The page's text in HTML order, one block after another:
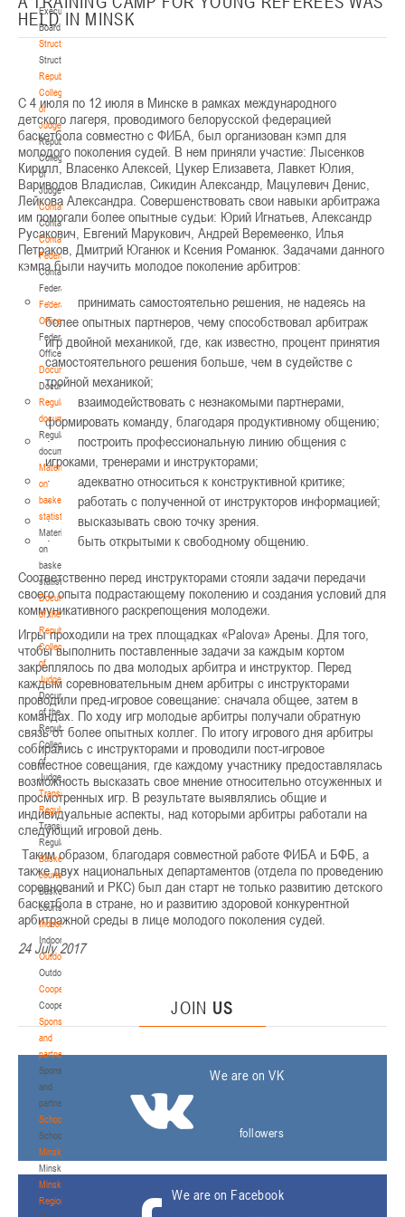
Executive
Board
Structure
Structure
Republican
Collegium
of
Judges
Republican
Collegium
of
Judges
Contacts
Contacts
Contact
Federation
Contact
Federation
Federation
Office
Federation
Office
Documentation
Documentation
Regulatory
documents
Regulatory
documents
Materials
on
basketball
statistics
Materials
on
basketball
statistics
Documents
of the
Republican
Collegium
of
Judges
Documents
of the
Republican
Collegium
of
Judges
Transition
Regulations
Transition
Regulations
Basketball
courts
Basketball
courts
Indoor
Indoor
Outdoor
Outdoor
Cooperation
Cooperation
Sponsors
and
partners
Sponsors
and
partners
Schools
Schools
Minsk
Minsk
Minsk
Region
HELD IN MINSK
С 4 июля по 12 июля в Минске в рамках международного
детского лагеря, проводимого белорусской федерацией
баскетбола совместно с ФИБА, был организован кэмп для
молодого поколения судей. В нем приняли участие: Лысенков
Кирилл, Власенко Алексей, Цукер Елизавета, Лавкет Юлия,
Вариводов Владислав, Сикидин Александр, Мацулевич Денис,
Лейкова Александра. Совершенствовать свои навыки арбитража
им помогали более опытные судьи: Юрий Игнатьев, Александр
Русакович, Евгений Марукович, Андрей Веремеенко, Илья
Петраков, Дмитрий Юганюк и Ксения Романюк. Задачами данного
кэмпа были научить молодое поколение арбитров:
· принимать самостоятельно решения, не надеясь на
более опытных партнеров, чему способствовал арбитраж
игр двойной механикой, где, как известно, процент принятия
самостоятельного решения больше, чем в судействе с
тройной механикой;
· взаимодействовать с незнакомыми партнерами,
формировать команду, благодаря продуктивному общению;
· построить профессиональную линию общения с
игроками, тренерами и инструкторами;
· адекватно относиться к конструктивной критике;
· работать с полученной от инструкторов информацией;
· высказывать свою точку зрения.
· быть открытыми к свободному общению.
Соответственно перед инструкторами стояли задачи передачи
своего опыта подрастающему поколению и создания условий для
коммуникативного раскрепощения молодежи.
Игры проходили на трех площадках «Palova» Арены. Для того,
чтобы выполнить поставленные задачи за каждым кортом
закреплялось по два молодых арбитра и инструктор. Перед
каждым соревновательным днем арбитры с инструкторами
проводили пред-игровое совещание: сначала общее, затем в
командах. По ходу игр молодые арбитры получали обратную
связь от более опытных коллег. По итогу игрового дня арбитры
собирались с инструкторами и проводили пост-игровое
совместное совещания, где каждому участнику предоставлялась
возможность высказать свое мнение относительно отсуженных и
просмотренных игр. В результате выявлялись общие и
индивидуальные аспекты, над которыми арбитры работали на
следующий игровой день.
Таким образом, благодаря совместной работе ФИБА и БФБ, а
также двух национальных департаментов (отдела по проведению
соревнований и РКС) был дан старт не только развитию детского
баскетбола в стране, но и развитию здоровой конкурентной
арбитражной среды в лице молодого поколения судей.
о
с
к
р
е
с
е
н
ь
е
2
6
ф
е
в
р
а
л
я
в
к
о
н
ф
е
р
е
н
ц
-
з
а
л
е
с
п
о
р
т
и
в
н
о
г
о
к
о
м
п
л
е
к
с
а
“
М
и
н
с
к
А
р
е
н
а
”
с
о
с
т
о
я
24 July 2017
JOIN US
We are on VK
followers
We are on Facebook